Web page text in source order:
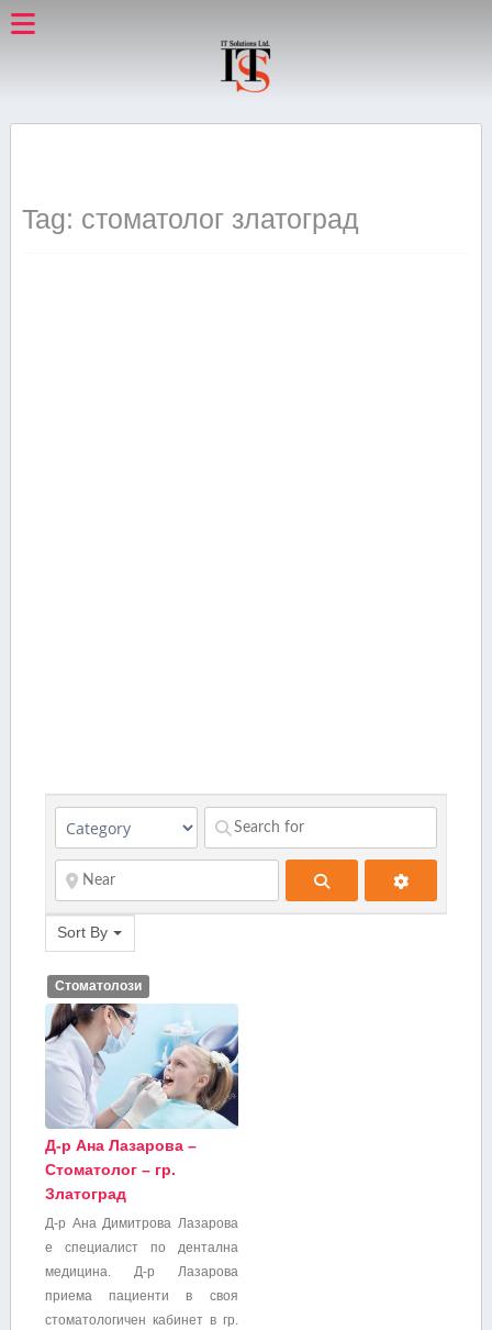
Tag: стоматолог златоград
Sort By
Стоматолози
Д-р Ана Лазарова –
Стоматолог – гр.
Златоград
Д-р Ана Димитрова Лазарова
e специалист по дентална
медицина. Д-р Лазарова
приема пациенти в своя
стоматологичен кабинет в гр.